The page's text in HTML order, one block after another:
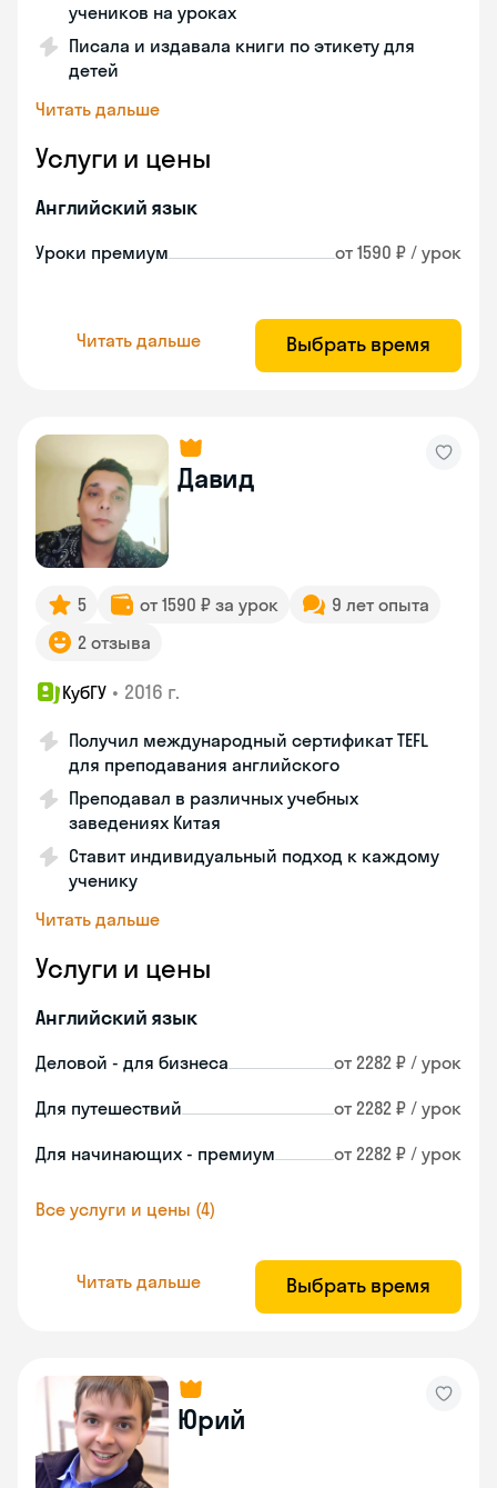
учеников на уроках
Писала и издавала книги по этикету для
детей
Читать дальше
Услуги и цены
Английский язык
Уроки премиум от 1590 ₽ / урок
Читать дальше Выбрать время
Давид
5 от 1590 ₽ за урок
9 лет опыта
2 отзыва
КубГУ • 2016 г.
Получил международный сертификат TEFL
для преподавания английского
Преподавал в различных учебных
заведениях Китая
Ставит индивидуальный подход к каждому
ученику
Читать дальше
Услуги и цены
Английский язык
Деловой - для бизнеса от 2282 ₽ / урок
Для путешествий от 2282 ₽ / урок
Для начинающих - премиум от 2282 ₽ / урок
Все услуги и цены (4)
Читать дальше Выбрать время
Юрий